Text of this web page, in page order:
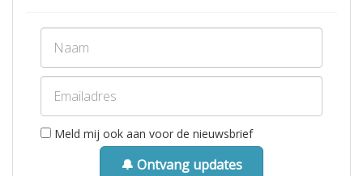
Meld mij ook aan voor de nieuwsbrief
🔔 Ontvang updates